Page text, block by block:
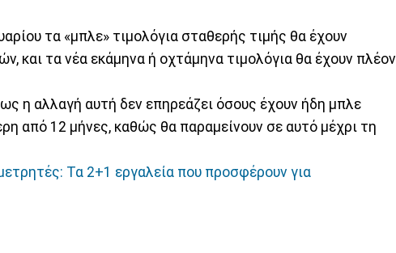
τα «μπλε» τιμολόγια σταθερής τιμής θα έχουν
και τα νέα εκάμηνα ή οχτάμηνα τιμολόγια θα έχουν πλέον
η αλλαγή αυτή δεν επηρεάζει όσους έχουν ήδη μπλε
από 12 μήνες, καθώς θα παραμείνουν σε αυτό μέχρι τη
Τα 2+1 εργαλεία που προσφέρουν για